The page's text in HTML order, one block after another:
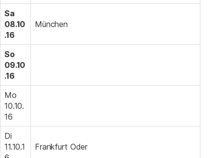
Sa
08.10
.16
München
So
09.10
.16
Mo
10.10.
16
Di
11.10.1
Frankfurt Oder